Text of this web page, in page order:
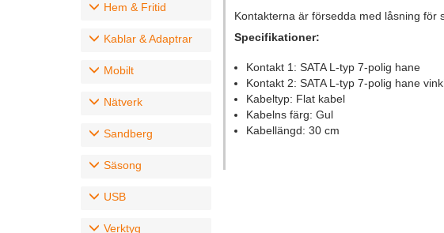
Hem & Fritid
Kablar & Adaptrar
Mobilt
Nätverk
Sandberg
Säsong
USB
Verktyg
Kontakterna är försedda med låsning för
Specifikationer:
Kontakt 1: SATA L-typ 7-polig hane
Kontakt 2: SATA L-typ 7-polig hane
Kabeltyp: Flat kabel
Kabelns färg: Gul
Kabellängd: 30 cm